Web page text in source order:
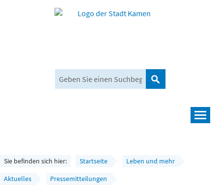
Suchen
Rathaus und Bürgerservice
Wirtschaft und Planen
Sie befinden sich hier: Startseite
Leben und mehr
Aktuelles
Pressemitteilungen